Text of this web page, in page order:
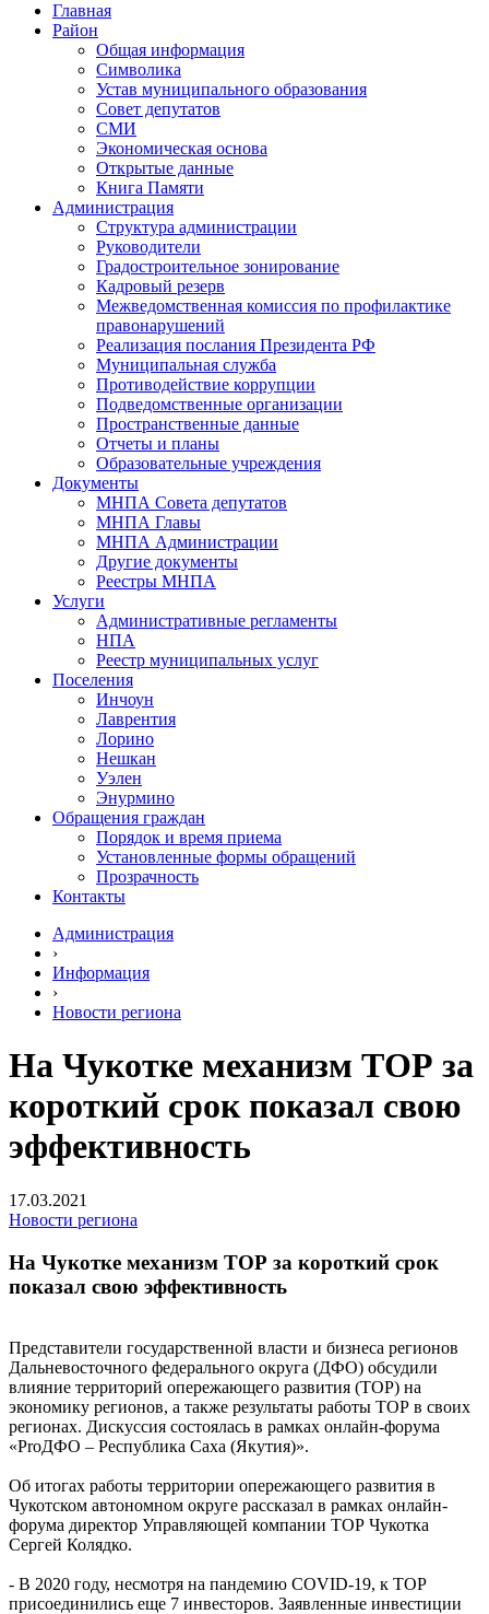
Главная
Район
Общая информация
Символика
Устав муниципального образования
Совет депутатов
СМИ
Экономическая основа
Открытые данные
Книга Памяти
Администрация
Структура администрации
Руководители
Градостроительное зонирование
Кадровый резерв
Межведомственная комиссия по профилактике
правонарушений
Реализация послания Президента РФ
Муниципальная служба
Противодействие коррупции
Подведомственные организации
Пространственные данные
Отчеты и планы
Образовательные учреждения
Документы
МНПА Совета депутатов
МНПА Главы
МНПА Администрации
Другие документы
Реестры МНПА
Услуги
Административные регламенты
НПА
Реестр муниципальных услуг
Поселения
Инчоун
Лаврентия
Лорино
Нешкан
Уэлен
Энурмино
Обращения граждан
Порядок и время приема
Установленные формы обращений
Прозрачность
Контакты
Администрация
›
Информация
›
Новости региона
На Чукотке механизм ТОР за
короткий срок показал свою
эффективность
17.03.2021
Новости региона
На Чукотке механизм ТОР за короткий срок
показал свою эффективность
Представители государственной власти и бизнеса регионов
Дальневосточного федерального округа (ДФО) обсудили
влияние территорий опережающего развития (ТОР) на
экономику регионов, а также результаты работы ТОР в своих
регионах. Дискуссия состоялась в рамках онлайн-форума
«ProДФО – Республика Саха (Якутия)».
Об итогах работы территории опережающего развития в
Чукотском автономном округе рассказал в рамках онлайн-
форума директор Управляющей компании ТОР Чукотка
Сергей Колядко.
- В 2020 году, несмотря на пандемию COVID-19, к ТОР
присоединились еще 7 инвесторов. Заявленные инвестиции